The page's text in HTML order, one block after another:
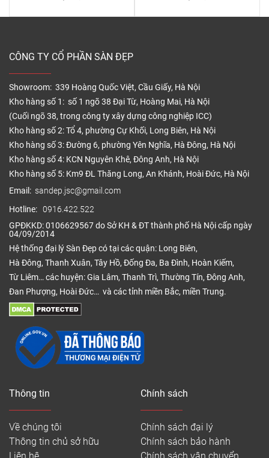
CÔNG TY CỔ PHẦN SÀN ĐẸP
Showroom: 339 Hoàng Quốc Việt, Cầu Giấy, Hà Nội
Kho hàng số 1: số 1 ngõ 38 Đại Từ, Hoàng Mai, Hà Nội
(Cuối ngõ 38, trong công ty xây dựng công nghiệp ICC)
Kho hàng số 2: Tổ 4, phường Cự Khối, Long Biên, Hà Nội
Kho hàng số 3: Đường 6, phường Yên Nghĩa, Hà Đông, Hà Nội
Kho hàng số 4: KCN Nguyên Khê, Đông Anh, Hà Nội
Kho hàng số 5: Km9 ĐL Thăng Long, An Khánh, Hoài Đức, Hà Nội
Email: sandep.jsc@gmail.com
Hotline: 0916.422.522
GPĐKKD: 0106629567 do Sở KH & ĐT thành phố Hà Nội cấp ngày
04/09/2014
Hệ thống đại lý Sàn Đẹp có tại các quận: Long Biên,
Hà Đông, Thanh Xuân, Tây Hồ, Đống Đa, Ba Đình, Hoàn Kiếm,
Từ Liêm… các huyện: Gia Lâm, Thanh Trì, Thường Tín, Đông Anh,
Đan Phượng, Hoài Đức… và các tỉnh miền Bắc, miền Trung.
Thông tin
Về chúng tôi
Thông tin chủ sở hữu
Chính sách
Chính sách đại lý
Chính sách bảo hành